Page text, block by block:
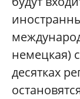
немецкая)
десятках